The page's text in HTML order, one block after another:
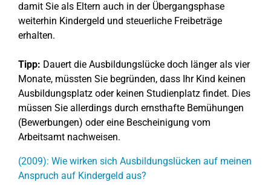
damit Sie als Eltern auch in der Übergangsphase
weiterhin Kindergeld und steuerliche Freibeträge
erhalten.
Tipp: Dauert die Ausbildungslücke doch länger als vier
Monate, müssten Sie begründen, dass Ihr Kind keinen
Ausbildungsplatz oder keinen Studienplatz findet. Dies
müssen Sie allerdings durch ernsthafte Bemühungen
(Bewerbungen) oder eine Bescheinigung vom
Arbeitsamt nachweisen.
(2009): Wie wirken sich Ausbildungslücken auf meinen
Anspruch auf Kindergeld aus?